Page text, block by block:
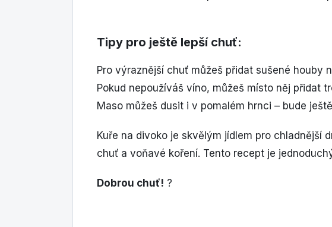
Tipy pro ještě lepší chuť:
Pro výraznější chuť můžeš přidat sušené houby
Pokud nepoužíváš víno, můžeš místo něj přidat
Maso můžeš dusit i v pomalém hrnci – bude
Kuře na divoko je skvělým jídlem pro chladnější
chuť a voňavé koření. Tento recept je
Dobrou chuť! ?